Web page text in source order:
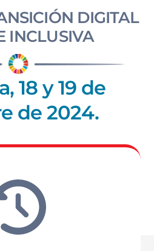
DIGITAL
INCLUSIVA
18 y 19 de
de 2024.